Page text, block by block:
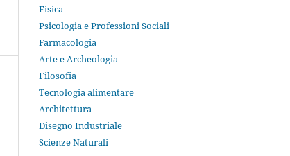
Fisica
Psicologia e Professioni Sociali
Farmacologia
Arte e Archeologia
Filosofia
Tecnologia alimentare
Architettura
Disegno Industriale
Scienze Naturali